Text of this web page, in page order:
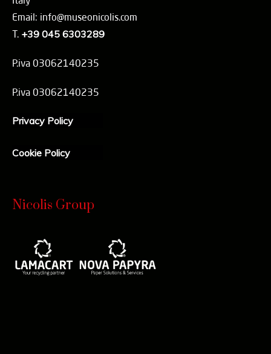
Email: info@museonicolis.com
T. +39 045 6303289
P.iva 03062140235
P.iva 03062140235
Privacy Policy
Cookie Policy
Nicolis Group